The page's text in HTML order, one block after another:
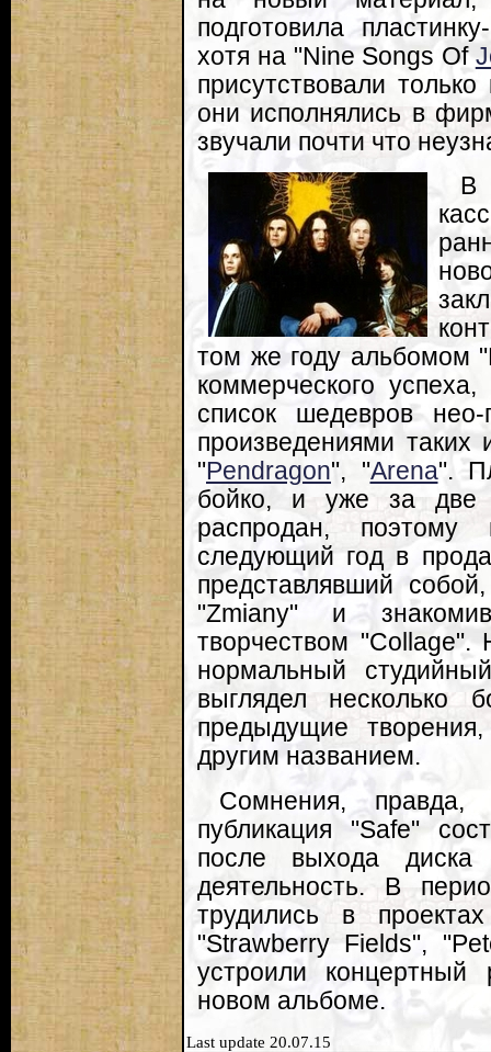
подготовила
хотя на "Nine Songs Of
присутствовали
они исполнялись в
звучали почти что
В
том же году альбомом
коммерческого
список шедевров
произведениями таких
"Pendragon", "Arena".
бойко, и уже за две
распродан, поэтому
следующий год в
представлявший
"Zmiany" и
творчеством "Collage".
нормальный
выглядел несколько
предыдущие
другим названием.
Сомнения,
публикация "Safe"
после выхода диска
деятельность. В
трудились в
"Strawberry Fields",
устроили
новом альбоме.
Last update 20.07.15